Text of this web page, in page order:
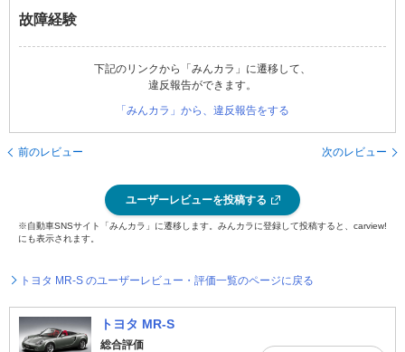
故障経験
下記のリンクから「みんカラ」に遷移して、
違反報告ができます。
「みんカラ」から、違反報告をする
前のレビュー 次のレビュー
ユーザーレビューを投稿する
※自動車SNSサイト「みんカラ」に遷移します。みんカラに登録して投稿すると、carview!
にも表示されます。
トヨタ MR-S のユーザーレビュー・評価一覧のページに戻る
トヨタ MR-S
総合評価